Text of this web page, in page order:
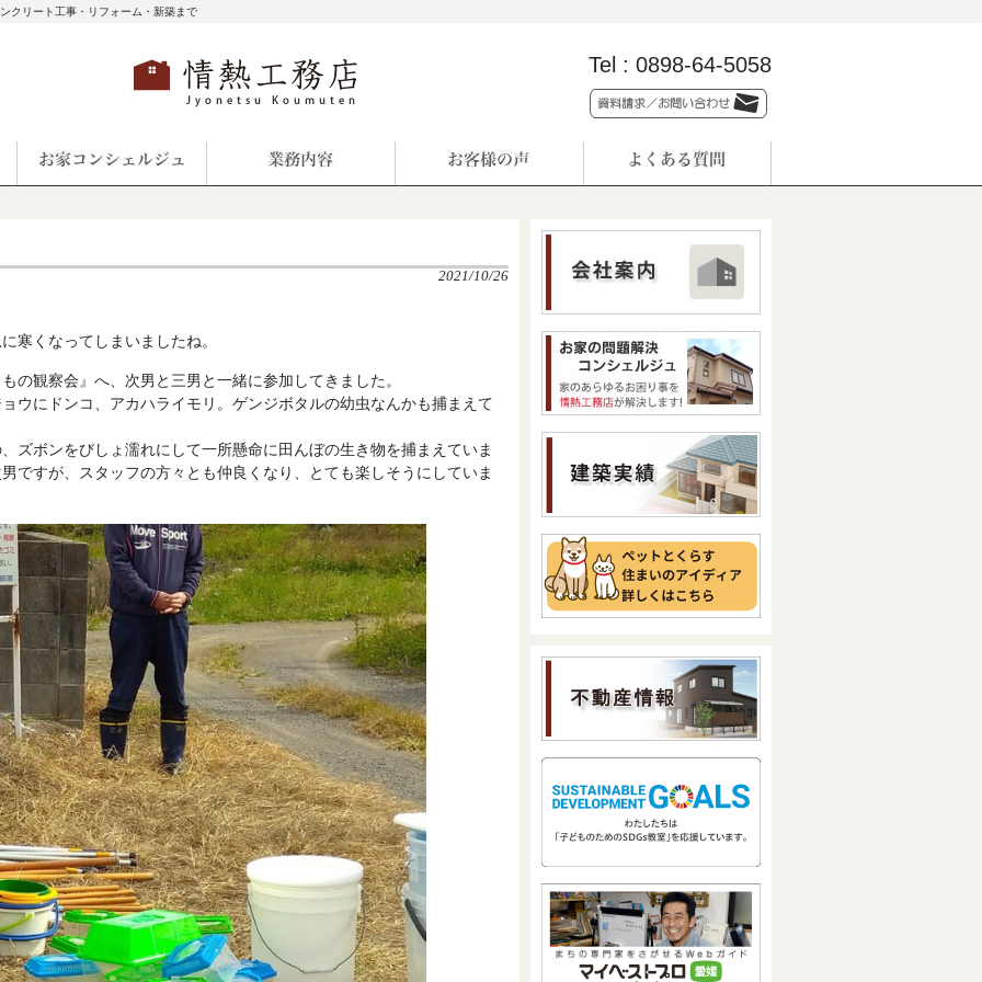
クリート工事・リフォーム・新築まで
Tel : 0898-64-5058
2021/10/26
寒くなってしまいましたね。
の観察会』へ、次男と三男と一緒に参加してきました。
ウにドンコ、アカハライモリ。ゲンジボタルの幼虫なんかも捕まえて
ズボンをびしょ濡れにして一所懸命に田んぼの生き物を捕まえていま
ですが、スタッフの方々とも仲良くなり、とても楽しそうにしていま